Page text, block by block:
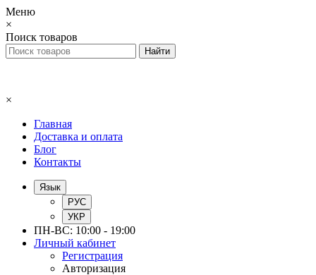
Меню
×
Поиск товаров
×
Главная
Доставка и оплата
Блог
Контакты
Язык
РУС
УКР
ПН-ВС: 10:00 - 19:00
Личный кабинет
Регистрация
Авторизация